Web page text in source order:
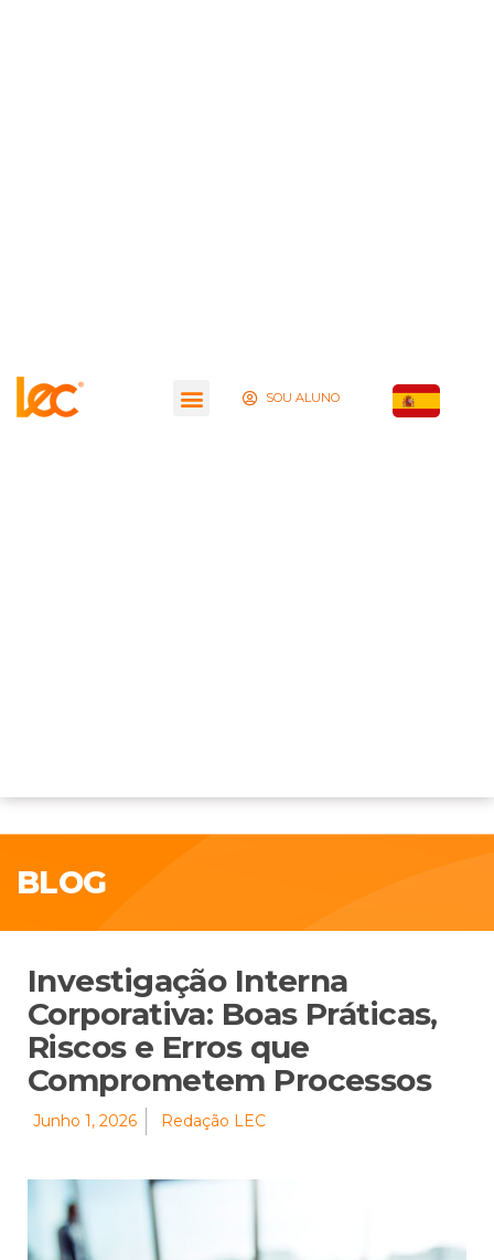
SOU ALUNO
BLOG
Investigação Interna
Corporativa: Boas Práticas,
Riscos e Erros que
Comprometem Processos
Junho 1, 2026 Redação LEC